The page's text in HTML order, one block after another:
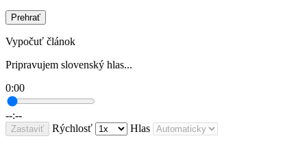
Prehrať
Vypočuť článok
Pripravujem slovenský hlas...
0:00
--:--
Zastaviť Rýchlosť Hlas